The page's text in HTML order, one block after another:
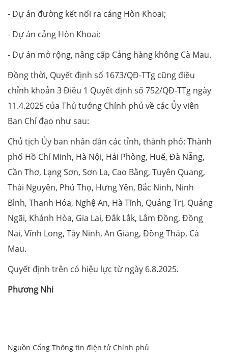
- Dự án đường kết nối ra cảng Hòn Khoai;
- Dự án cảng Hòn Khoai;
- Dự án mở rộng, nâng cấp Cảng hàng không Cà Mau.
Đồng thời, Quyết định số 1673/QĐ-TTg cũng điều
chỉnh khoản 3 Điều 1 Quyết định số 752/QĐ-TTg ngày
11.4.2025 của Thủ tướng Chính phủ về các Ủy viên
Ban Chỉ đạo như sau:
Chủ tịch Ủy ban nhân dân các tỉnh, thành phố: Thành
phố Hồ Chí Minh, Hà Nội, Hải Phòng, Huế, Đà Nẵng,
Cần Thơ, Lạng Sơn, Sơn La, Cao Bằng, Tuyên Quang,
Thái Nguyên, Phú Thọ, Hưng Yên, Bắc Ninh, Ninh
Bình, Thanh Hóa, Nghệ An, Hà Tĩnh, Quảng Trị, Quảng
Ngãi, Khánh Hòa, Gia Lai, Đắk Lắk, Lâm Đồng, Đồng
Nai, Vĩnh Long, Tây Ninh, An Giang, Đồng Tháp, Cà
Mau.
Quyết định trên có hiệu lực từ ngày 6.8.2025.
Phương Nhi
Nguồn Cổng Thông tin điện tử Chính phủ